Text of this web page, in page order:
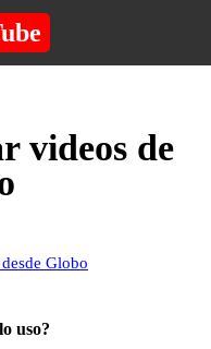
videos de
Globo
uso?